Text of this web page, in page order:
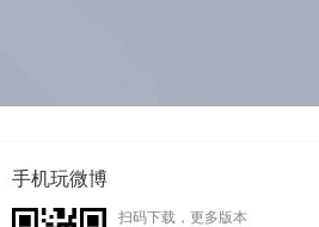
手机玩微博
扫码下载，更多版本